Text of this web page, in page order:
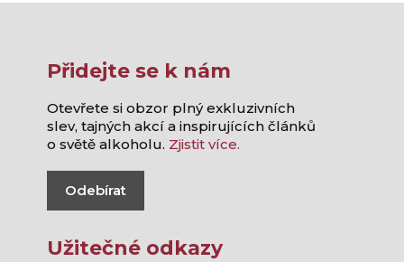
Přidejte se k nám
Otevřete si obzor plný exkluzivních
slev, tajných akcí a inspirujících článků
o světě alkoholu. Zjistit více.
Odebírat
Užitečné odkazy